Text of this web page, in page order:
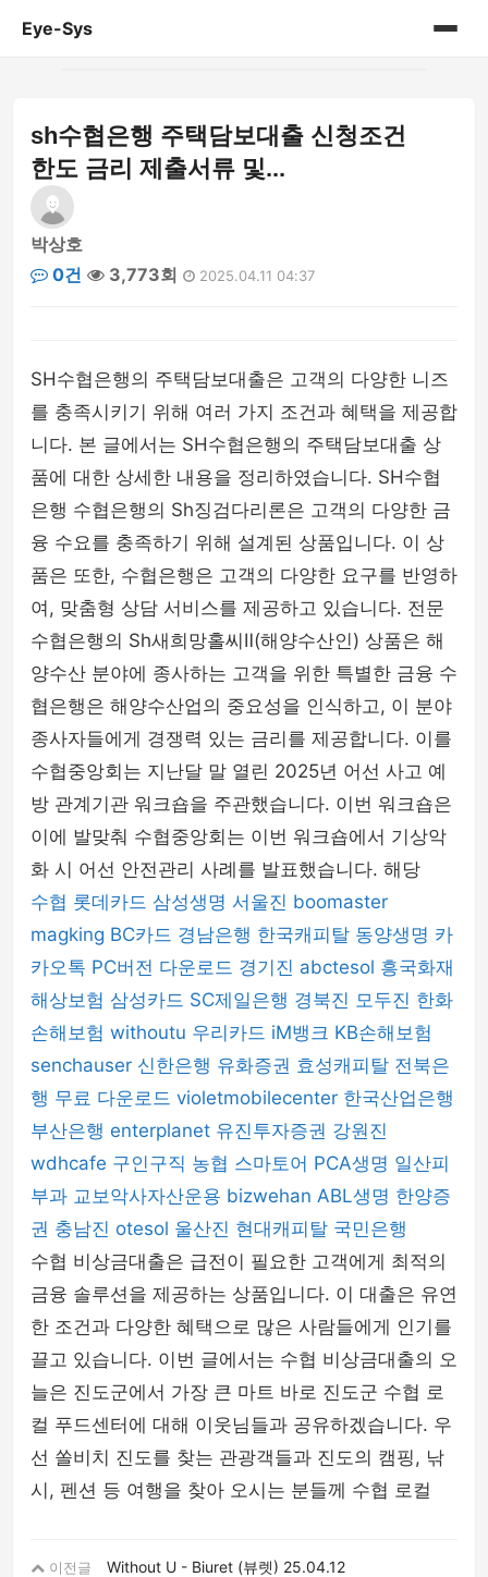
Eye-Sys
게시판
sh수협은행 주택담보대출 신청조건
한도 금리 제출서류 및...
박상호
0건
3,773회 2025.04.11 04:37
SH수협은행의 주택담보대출은 고객의 다양한 니즈
를 충족시키기 위해 여러 가지 조건과 혜택을 제공합
니다. 본 글에서는 SH수협은행의 주택담보대출 상
품에 대한 상세한 내용을 정리하였습니다. SH수협
은행 수협은행의 Sh징검다리론은 고객의 다양한 금
융 수요를 충족하기 위해 설계된 상품입니다. 이 상
품은 또한, 수협은행은 고객의 다양한 요구를 반영하
여, 맞춤형 상담 서비스를 제공하고 있습니다. 전문
수협은행의 Sh새희망홀씨Ⅱ(해양수산인) 상품은 해
양수산 분야에 종사하는 고객을 위한 특별한 금융 수
협은행은 해양수산업의 중요성을 인식하고, 이 분야
종사자들에게 경쟁력 있는 금리를 제공합니다. 이를
수협중앙회는 지난달 말 열린 2025년 어선 사고 예
방 관계기관 워크숍을 주관했습니다. 이번 워크숍은
이에 발맞춰 수협중앙회는 이번 워크숍에서 기상악
화 시 어선 안전관리 사례를 발표했습니다. 해당
수협 롯데카드 삼성생명 서울진 boomaster
magking BC카드 경남은행 한국캐피탈 동양생명 카
카오톡 PC버전 다운로드 경기진 abctesol 흥국화재
해상보험 삼성카드 SC제일은행 경북진 모두진 한화
손해보험 withoutu 우리카드 iM뱅크 KB손해보험
senchauser 신한은행 유화증권 효성캐피탈 전북은
행 무료 다운로드 violetmobilecenter 한국산업은행
부산은행 enterplanet 유진투자증권 강원진
wdhcafe 구인구직 농협 스마토어 PCA생명 일산피
부과 교보악사자산운용 bizwehan ABL생명 한양증
권 충남진 otesol 울산진 현대캐피탈 국민은행
수협 비상금대출은 급전이 필요한 고객에게 최적의
금융 솔루션을 제공하는 상품입니다. 이 대출은 유연
한 조건과 다양한 혜택으로 많은 사람들에게 인기를
끌고 있습니다. 이번 글에서는 수협 비상금대출의 오
늘은 진도군에서 가장 큰 마트 바로 진도군 수협 로
컬 푸드센터에 대해 이웃님들과 공유하겠습니다. 우
선 쏠비치 진도를 찾는 관광객들과 진도의 캠핑, 낚
시, 펜션 등 여행을 찾아 오시는 분들께 수협 로컬
이전글 Without U - Biuret (뷰렛) 25.04.12